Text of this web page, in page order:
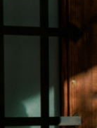
(MOD)가
촬영 자유도를
기 힘든 대단
을 통
사체는 극적
표현)을 극대